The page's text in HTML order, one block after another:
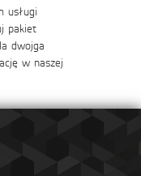
usługi
pakiet
dwojga
w naszej